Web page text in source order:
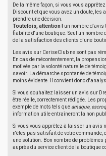
De la même façon, si vous vous
Discount et que vous avez un doute,
prendre une décision.
Toutefois, attention ! un nombre d'avis
fiabilité d'une boutique. Seul un
de la satisfaction des clients d'une
Les avis sur CeriseClub ne sont pas
En cas de mécontentement, la
motivée par la volonté naturelle de
savoir. La démarche spontanée de
moins évidente. Il convient donc
Si vous souhaitez laisser un avis sur
être réelle, correctement rédigée. Les
exemple de mots tels que arnaque,
information utile entraîneront la non
Si vous vous apprêtez à laisser un avis
n'êtes pas satisfait de votre
une solution. Bon nombre de problèmes
auprès du service client de la boutique